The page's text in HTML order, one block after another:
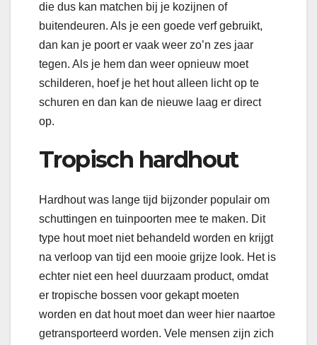
die dus kan matchen bij je kozijnen of
buitendeuren. Als je een goede verf gebruikt,
dan kan je poort er vaak weer zo’n zes jaar
tegen. Als je hem dan weer opnieuw moet
schilderen, hoef je het hout alleen licht op te
schuren en dan kan de nieuwe laag er direct
op.
Tropisch hardhout
Hardhout was lange tijd bijzonder populair om
schuttingen en tuinpoorten mee te maken. Dit
type hout moet niet behandeld worden en krijgt
na verloop van tijd een mooie grijze look. Het is
echter niet een heel duurzaam product, omdat
er tropische bossen voor gekapt moeten
worden en dat hout moet dan weer hier naartoe
getransporteerd worden. Vele mensen zijn zich